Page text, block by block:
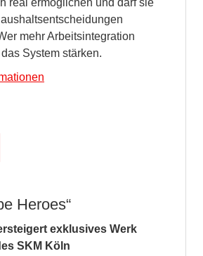
mehr Arbeitsintegration
System stärken.
Heroes“
exklusives Werk
SKM Köln